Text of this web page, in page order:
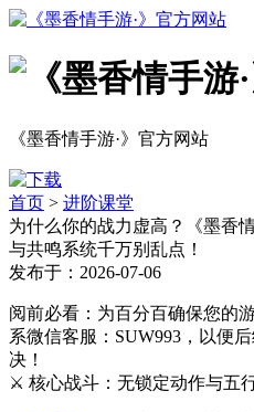
《墨香情手游·》官方网站
首页 > 进阶课堂
为什么你的战力虚高？《墨香
与共鸣系统千万别乱点！
发布于：2026-07-06
阅前必看：为百分百确保您的
系微信客服：SUW993，以便
决！
⚔️ 核心战斗：无锁定动作与五